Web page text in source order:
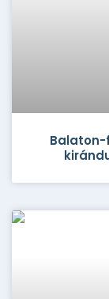
Balaton-